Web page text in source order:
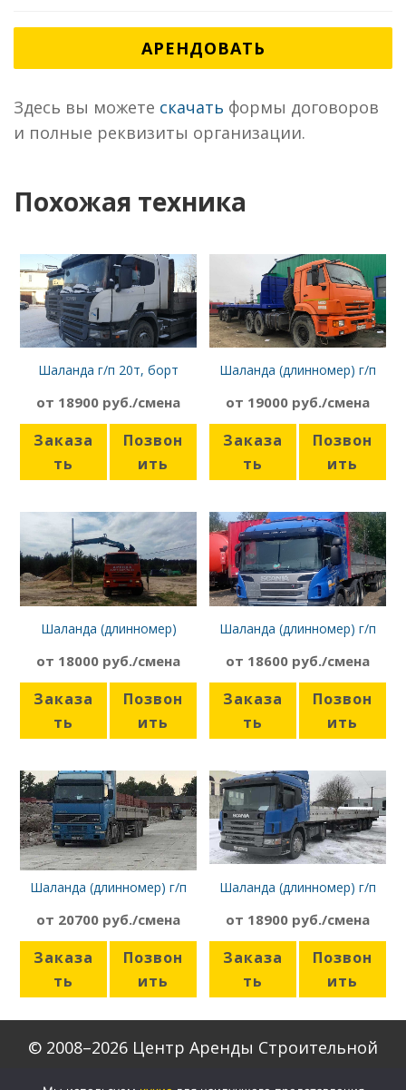
АРЕНДОВАТЬ
Здесь вы можете скачать формы договоров
и полные реквизиты организации.
Похожая техника
Шаланда г/п 20т, борт
от 18900 руб./смена
Заказа
ть
Позвон
ить
Шаланда (длинномер) г/п
44108
от 19000 руб./смена
Заказа
ть
Позвон
ить
Шаланда (длинномер)
манипулятором
от 18000 руб./смена
Заказа
ть
Позвон
ить
Шаланда (длинномер) г/п
21957
от 18600 руб./смена
Заказа
ть
Позвон
ить
Шаланда (длинномер) г/п
от 20700 руб./смена
Заказа
ть
Позвон
ить
Шаланда (длинномер) г/п
от 18900 руб./смена
Заказа
ть
Позвон
ить
© 2008–2026 Центр Аренды Строительной